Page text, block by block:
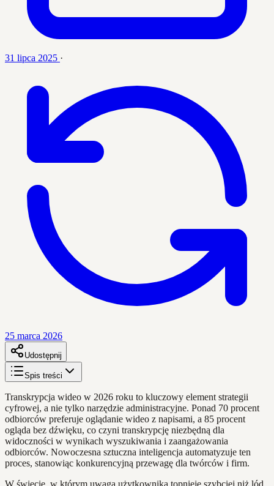
31 lipca 2025 ·
25 marca 2026
Udostępnij
Spis treści
Transkrypcja wideo w 2026 roku to kluczowy element strategii
cyfrowej, a nie tylko narzędzie administracyjne. Ponad 70 procent
odbiorców preferuje oglądanie wideo z napisami, a 85 procent
ogląda bez dźwięku, co czyni transkrypcję niezbędną dla
widoczności w wynikach wyszukiwania i zaangażowania
odbiorców. Nowoczesna sztuczna inteligencja automatyzuje ten
proces, stanowiąc konkurencyjną przewagę dla twórców i firm.
W świecie, w którym uwaga użytkownika topnieje szybciej niż lód